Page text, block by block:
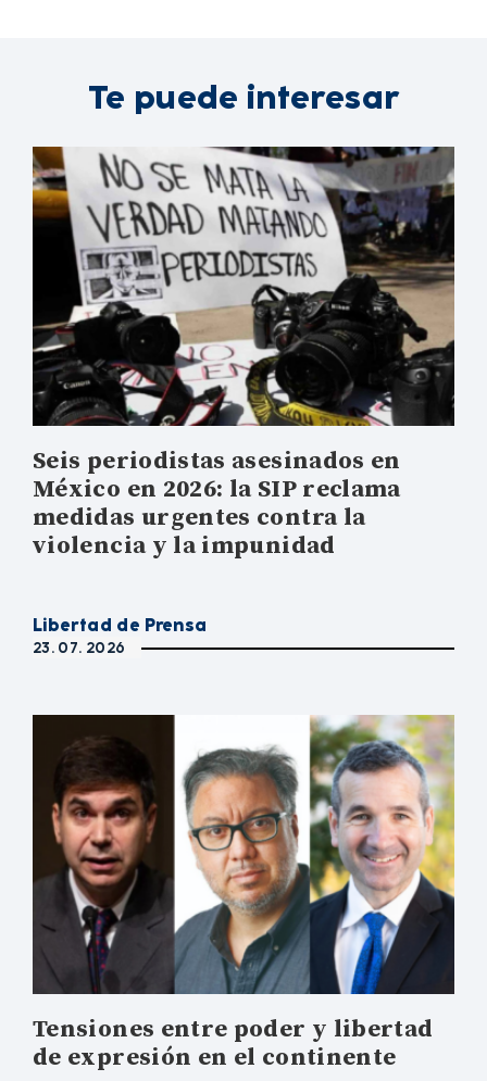
Te puede interesar
Seis periodistas asesinados en
México en 2026: la SIP reclama
medidas urgentes contra la
violencia y la impunidad
Libertad de Prensa
23. 07. 2026
Tensiones entre poder y libertad
de expresión en el continente